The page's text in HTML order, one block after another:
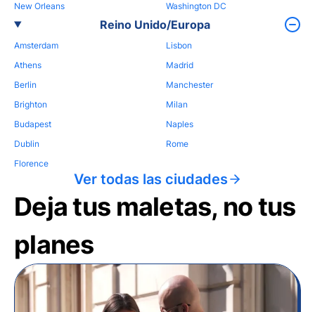
New Orleans
Washington DC
Reino Unido/Europa
Amsterdam
Athens
Berlin
Brighton
Budapest
Dublin
Florence
Lisbon
Madrid
Manchester
Milan
Naples
Rome
Ver todas las ciudades
Deja tus maletas, no tus
planes